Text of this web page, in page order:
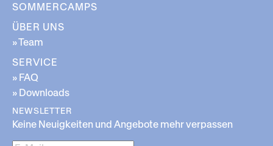
SOMMERCAMPS
ÜBER UNS
» Team
SERVICE
» FAQ
» Downloads
NEWSLETTER
Keine Neuigkeiten und Angebote mehr verpassen